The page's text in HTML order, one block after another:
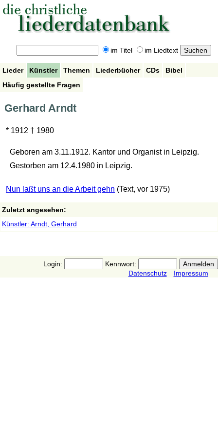
im Titel im Liedtext
Lieder Künstler Themen Liederbücher CDs
Bibel
Häufig gestellte Fragen
Gerhard Arndt
* 1912 † 1980
Geboren am 3.11.1912. Kantor und Organist in Leipzig.
Gestorben am 12.4.1980 in Leipzig.
Nun laßt uns an die Arbeit gehn (Text, vor 1975)
Zuletzt angesehen:
Künstler: Arndt, Gerhard
Login:
Kennwort:
Datenschutz
Impressum